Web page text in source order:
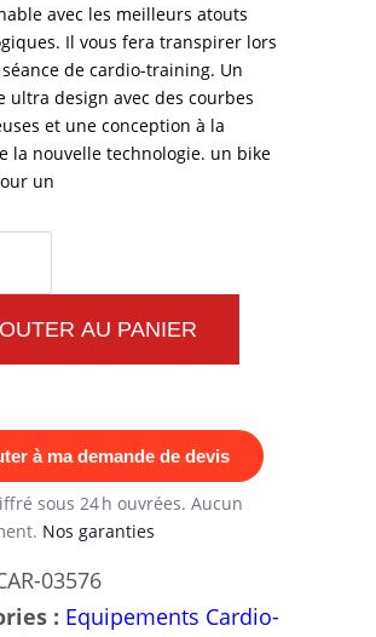
avec les meilleurs atouts
Il vous fera transpirer lors
de cardio-training. Un
ultra design avec des courbes
et une conception à la
la nouvelle technologie. un bike
un
AU PANIER
à ma demande de devis
sous 24 h ouvrées. Aucun
Nos garanties
03576
: Equipements Cardio-